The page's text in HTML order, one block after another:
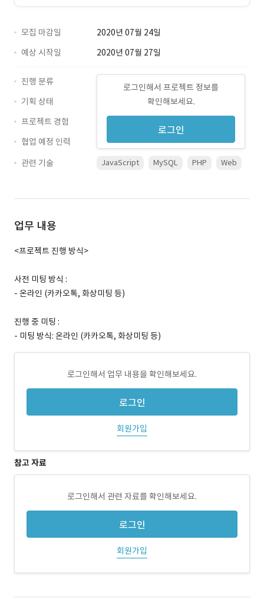
모집 마감일
2020년 07월 24일
예상 시작일
2020년 07월 27일
로그인해서 프로젝트 정보를
확인해보세요.
로그인
진행 분류
기획 상태
프로젝트 경험
협업 예정 인력
관련 기술
JavaScript MySQL PHP Web
업무 내용
<프로젝트 진행 방식>
사전 미팅 방식 :
- 온라인 (카카오톡, 화상미팅 등)
진행 중 미팅 :
- 미팅 방식: 온라인 (카카오톡, 화상미팅 등)
로그인해서 업무 내용을 확인해보세요.
로그인
회원가입
참고 자료
로그인해서 관련 자료를 확인해보세요.
로그인
회원가입